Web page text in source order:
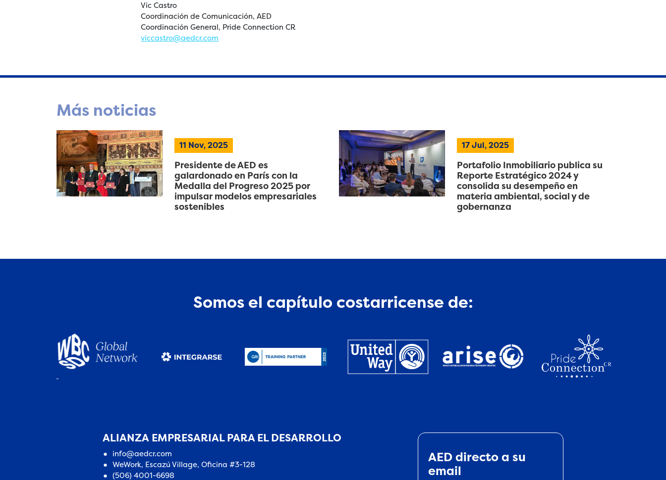
Vic Castro
Coordinación de Comunicación, AED
Coordinación General, Pride Connection CR
viccastro@aedcr.com
Más noticias
11 Nov, 2025
Presidente de AED es
galardonado en París con la
Medalla del Progreso 2025 por
impulsar modelos empresariales
sostenibles
17 Jul, 2025
Portafolio Inmobiliario publica su
Reporte Estratégico 2024 y
consolida su desempeño en
materia ambiental, social y de
gobernanza
Somos el capítulo costarricense de:
ALIANZA EMPRESARIAL PARA EL DESARROLLO
info@aedcr.com
WeWork, Escazú Village, Oficina #3-128
(506) 4001-6698
AED directo a su
email